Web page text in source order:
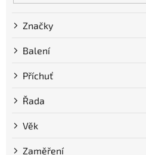
Značky
Balení
Příchuť
Řada
Věk
Zaměření